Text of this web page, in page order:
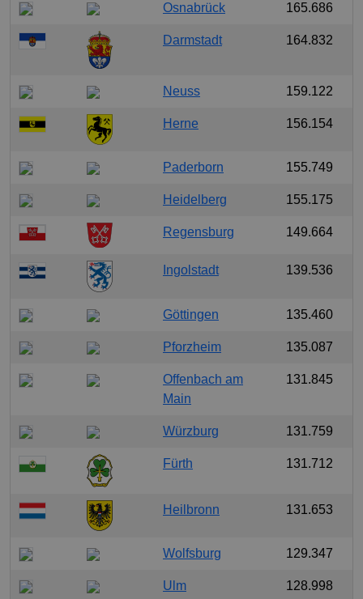
Osnabrück 165.686
Darmstadt 164.832
Neuss 159.122
Herne 156.154
Paderborn 155.749
Heidelberg 155.175
Regensburg 149.664
Ingolstadt 139.536
Göttingen 135.460
Pforzheim 135.087
Offenbach am
Main
131.845
Würzburg 131.759
Fürth 131.712
Heilbronn 131.653
Wolfsburg 129.347
Ulm 128.998